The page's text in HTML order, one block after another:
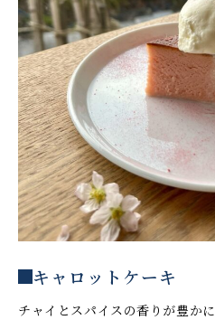
キャロットケーキ
チャイとスパイスの香りが豊か